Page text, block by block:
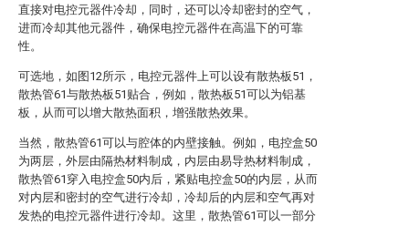
直接对电控元器件冷却，同时，还可以冷却密封的空气，
进而冷却其他元器件，确保电控元器件在高温下的可靠
性。
可选地，如图12所示，电控元器件上可以设有散热板51，
散热管61与散热板51贴合，例如，散热板51可以为铝基
板，从而可以增大散热面积，增强散热效果。
当然，散热管61可以与腔体的内壁接触。例如，电控盒50
为两层，外层由隔热材料制成，内层由易导热材料制成，
散热管61穿入电控盒50内后，紧贴电控盒50的内层，从而
对内层和密封的空气进行冷却，冷却后的内层和空气再对
发热的电控元器件进行冷却。这里，散热管61可以一部分